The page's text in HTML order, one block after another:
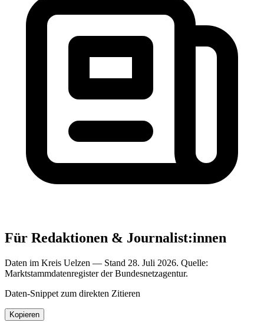
Für Redaktionen & Journalist:innen
Daten im Kreis Uelzen — Stand 28. Juli 2026. Quelle:
Marktstammdatenregister der Bundesnetzagentur.
Daten-Snippet zum direkten Zitieren
Kopieren